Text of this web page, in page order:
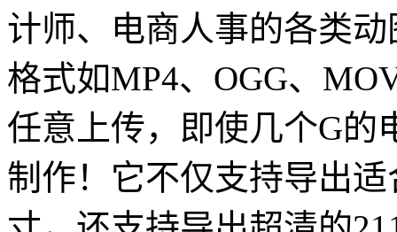
计师、电商人事的各类
格式如MP4、OGG、
任意上传，即使几个G的
制作！它不仅支持导出